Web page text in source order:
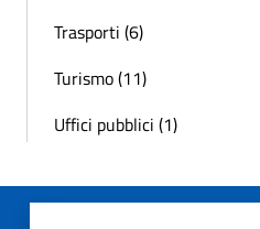
Trasporti (6)
Turismo (11)
Uffici pubblici (1)